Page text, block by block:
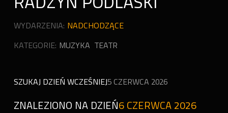
WYDARZENIA: NADCHODZĄCE
KATEGORIE: MUZYKA TEATR
SZUKAJ DZIEŃ WCZEŚNIEJ5 CZERWCA 2026
ZNALEZIONO NA DZIEŃ6 CZERWCA 2026